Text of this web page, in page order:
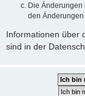
Die
den
Informationen über
sind in der